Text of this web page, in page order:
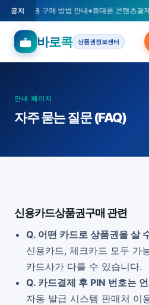
공지
카드 상품권 구매 방법 안내 휴대폰 콘텐츠결
바로콕 상품권정보센터
안내 페이지
자주 묻는 질문 (FAQ)
신용카드상품권구매 관련
Q. 어떤 카드로 상품권을 살
신용카드, 체크카드 모두 가
카드사가 다를 수 있습니다.
Q. 카드결제 후 PIN 번호는
자동 발급 시스템 판매처 이